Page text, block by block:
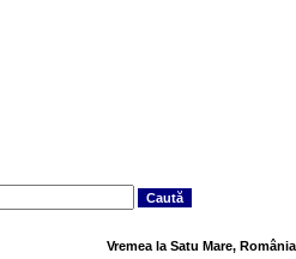
Vremea la Satu Mare, România